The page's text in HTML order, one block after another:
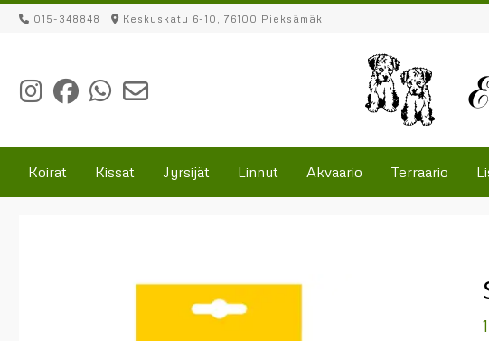
Skip
to
015-348848 Keskuskatu 6-10, 76100 Pieksämäki
Koirat Kissat Jyrsijät Linnut Akvaario Terraario